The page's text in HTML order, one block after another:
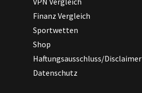
Finanz Vergleich
Sportwetten
Shop
Haftungsausschluss/Disclaimer
Datenschutz